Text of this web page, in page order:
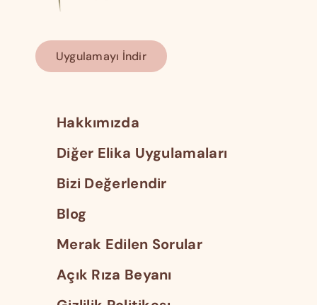
Uygulamayı İndir
Hakkımızda
Diğer Elika Uygulamaları
Bizi Değerlendir
Blog
Merak Edilen Sorular
Açık Rıza Beyanı